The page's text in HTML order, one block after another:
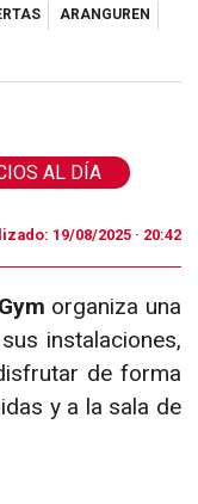
ARANGUREN
AL DÍA
19/08/2025 · 20:42
organiza una
instalaciones,
de forma
y a la sala de